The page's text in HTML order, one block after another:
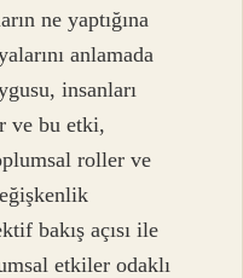
ne yaptığına
anlamada
insanları
ve bu etki,
roller ve
bakış açısı ile
etkiler odaklı